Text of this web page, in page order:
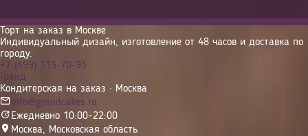
Торт на заказ в Москве
Индивидуальный дизайн, изготовление от 48 часов и доставка по
городу.
+7 (499) 113-70-93
Гранд
Кондитерская на заказ · Москва
info@grandcakes.ru
Ежедневно 10:00–22:00
Москва, Московская область